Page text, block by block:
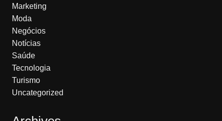
Marketing
Moda
Negócios
Notícias
Saúde
Tecnologia
Turismo
Uncategorized